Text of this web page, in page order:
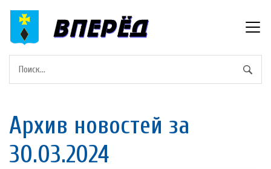
Архив новостей за
30.03.2024